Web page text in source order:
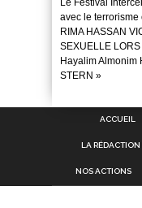
Le Festival
avec le terrorisme
RIMA HASSAN
SEXUELLE
Hayalim Almonim
STERN »
ACCUEIL
LA RÉDACTION
NOS ACTIONS